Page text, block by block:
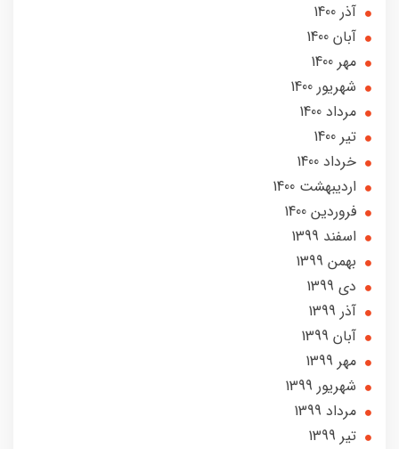
آذر 1400
آبان 1400
مهر 1400
شهریور 1400
مرداد 1400
تير 1400
خرداد 1400
ارديبهشت 1400
فروردین 1400
اسفند 1399
بهمن 1399
دی 1399
آذر 1399
آبان 1399
مهر 1399
شهریور 1399
مرداد 1399
تير 1399